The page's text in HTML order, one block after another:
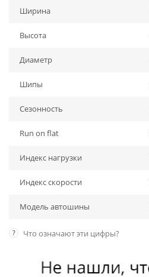
Ширина
Высота
Диаметр
Шипы
Сезонность
Run on flat
Индекс нагрузки
Индекс скорости
Модель автошины
? Что означают эти цифры?